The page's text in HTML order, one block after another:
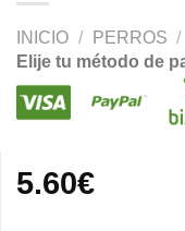
INICIO / PERROS /
Elije tu método de
5.60€